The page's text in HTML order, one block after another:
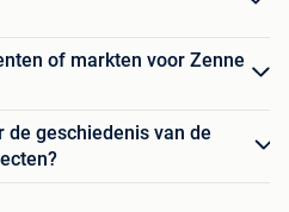
of markten voor Zenne
de geschiedenis van de